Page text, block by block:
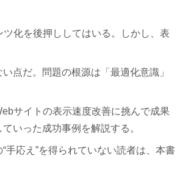
化を後押ししてはいる。しかし、表
点だ。問題の根源は「最適化意識」
サイトの表示速度改善に挑んで成果
いった成功事例を解説する。
応え”を得られていない読者は、本書